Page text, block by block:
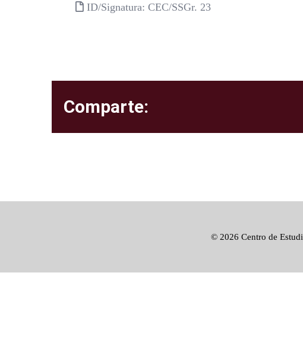
ID/Signatura: CEC/SSGr. 23
Comparte:
© 2026 Centro de